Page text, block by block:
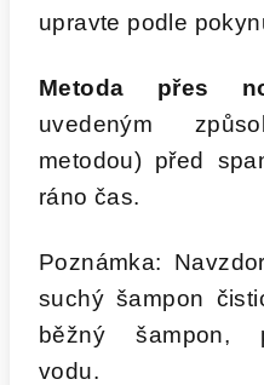
upravte podle
Metoda přes
uvedeným
metodou) před
ráno čas.
Poznámka:
suchý šampon
běžný šampon,
vodu.